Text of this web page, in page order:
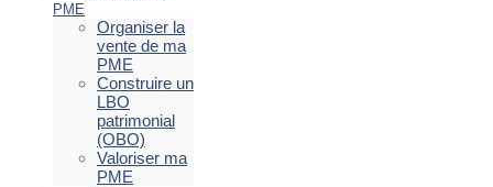
PME
Organiser la
vente de ma
PME
Construire un
LBO
patrimonial
(OBO)
Valoriser ma
PME